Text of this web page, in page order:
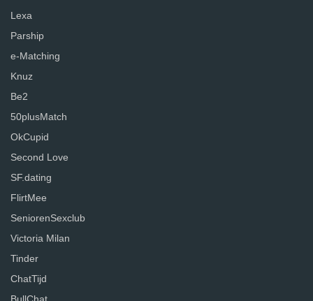
Lexa
Parship
e-Matching
Knuz
Be2
50plusMatch
OkCupid
Second Love
SF.dating
FlirtMee
SeniorenSexclub
Victoria Milan
Tinder
ChatTijd